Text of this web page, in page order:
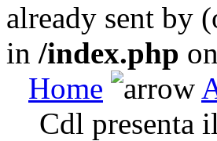
already sent by
in /index.php
Home
Cdl presenta